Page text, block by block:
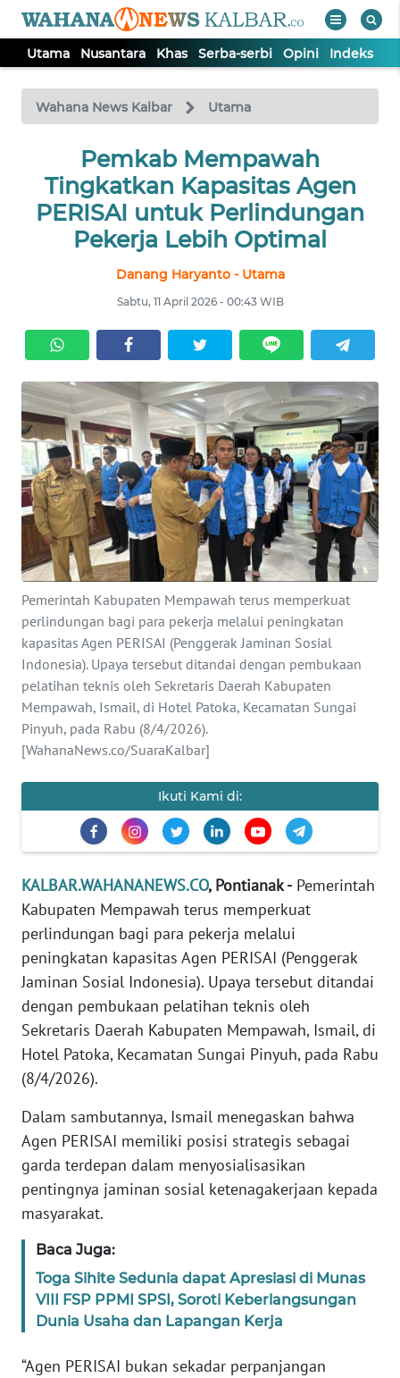
Utama Nusantara Khas Serba-serbi Opini Indeks
Wahana News Kalbar Utama
Pemkab Mempawah
Tingkatkan Kapasitas Agen
PERISAI untuk Perlindungan
Pekerja Lebih Optimal
Danang Haryanto - Utama
Sabtu, 11 April 2026 - 00:43 WIB
Pemerintah Kabupaten Mempawah terus memperkuat
perlindungan bagi para pekerja melalui peningkatan
kapasitas Agen PERISAI (Penggerak Jaminan Sosial
Indonesia). Upaya tersebut ditandai dengan pembukaan
pelatihan teknis oleh Sekretaris Daerah Kabupaten
Mempawah, Ismail, di Hotel Patoka, Kecamatan Sungai
Pinyuh, pada Rabu (8/4/2026).
[WahanaNews.co/SuaraKalbar]
Ikuti Kami di:
KALBAR.WAHANANEWS.CO, Pontianak -Pemerintah
Kabupaten Mempawah terus memperkuat
perlindungan bagi para pekerja melalui
peningkatan kapasitas Agen PERISAI (Penggerak
Jaminan Sosial Indonesia). Upaya tersebut ditandai
dengan pembukaan pelatihan teknis oleh
Sekretaris Daerah Kabupaten Mempawah, Ismail, di
Hotel Patoka, Kecamatan Sungai Pinyuh, pada Rabu
(8/4/2026).
Dalam sambutannya, Ismail menegaskan bahwa
Agen PERISAI memiliki posisi strategis sebagai
garda terdepan dalam menyosialisasikan
pentingnya jaminan sosial ketenagakerjaan kepada
masyarakat.
Baca Juga:
Toga Sihite Sedunia dapat Apresiasi di Munas
VIII FSP PPMI SPSI, Soroti Keberlangsungan
Dunia Usaha dan Lapangan Kerja
“Agen PERISAI bukan sekadar perpanjangan
TV
Tutup
NUSANTARA
SERBI
Informasi
INDEKS
BERITA
KONTAK
KAMI
INFO
IKLAN
TENTANG
KAMI
PEDOMAN
MEDIA
REDAKSI
DISCLAIMER
Wahana
News
Regional
WN
SUMUT
JAKARTA
WN
JABAR
BANTEN
WN
NTT
WN